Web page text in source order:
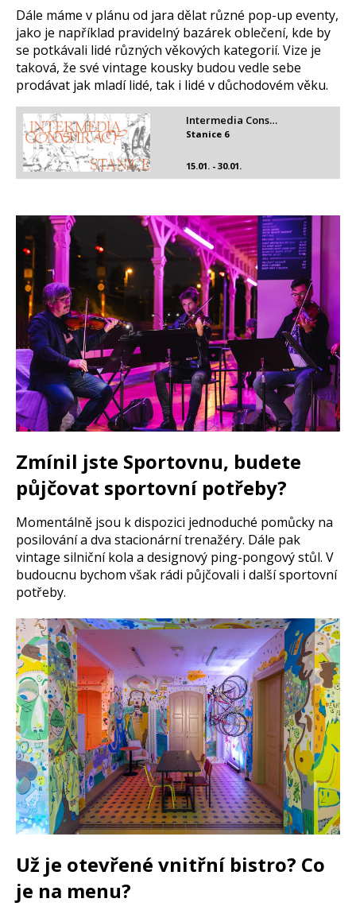
Dále máme v plánu od jara dělat různé pop-up eventy,
jako je například pravidelný bazárek oblečení, kde by
se potkávali lidé různých věkových kategorií. Vize je
taková, že své vintage kousky budou vedle sebe
prodávat jak mladí lidé, tak i lidé v důchodovém věku.
Intermedia Cons…
15.01. - 30.01.
Stanice 6
Zmínil jste Sportovnu, budete
půjčovat sportovní potřeby?
Momentálně jsou k dispozici jednoduché pomůcky na
posilování a dva stacionární trenažéry. Dále pak
vintage silniční kola a designový ping-pongový stůl. V
budoucnu bychom však rádi půjčovali i další sportovní
potřeby.
Už je otevřené vnitřní bistro? Co
je na menu?